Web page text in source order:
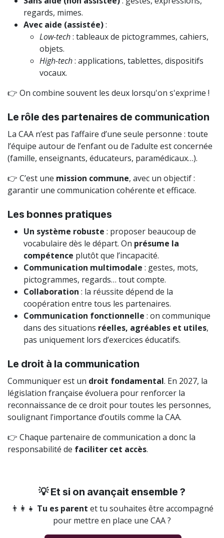
regards, mimes.
Avec aide (assistée):
Low-tech: tableaux de pictogrammes, cahiers,
objets.
High-tech: applications, tablettes, dispositifs
vocaux.
👉 On combine souvent les deux lorsqu'on s'exprime !
Le rôle des partenaires de communication
La CAA n’est pas l’affaire d’une seule personne : toute
l’équipe autour de l’enfant ou de l’adulte est concernée
(famille, enseignants, éducateurs, paramédicaux…).
👉 C’est une mission commune, avec un objectif :
garantir une communication cohérente et efficace.
Les bonnes pratiques
Un système robuste : proposer beaucoup de
vocabulaire dès le départ. On présume la
compétence plutôt que l’incapacité.
Communication multimodale : gestes, mots,
pictogrammes, regards… tout compte.
Collaboration : la réussite dépend de la
coopération entre tous les partenaires.
Communication fonctionnelle : on communique
dans des situations réelles, agréables et utiles,
pas uniquement lors d’exercices éducatifs.
Le droit à la communication
Communiquer est un droit fondamental. En 2027, la
législation française évoluera pour renforcer la
reconnaissance de ce droit pour toutes les personnes,
soulignant l’importance d’outils comme la CAA.
👉 Chaque partenaire de communication a donc la
responsabilité de faciliter cet accès.
💡 Et si on avançait ensemble ?
👨‍👩‍👧 Tu es parent et tu souhaites être accompagné
pour mettre en place une CAA ?